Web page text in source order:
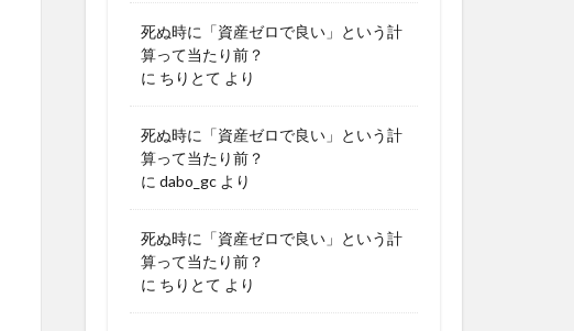
死ぬ時に「資産ゼロで良い」という計
算って当たり前？
に ちりとて より
死ぬ時に「資産ゼロで良い」という計
算って当たり前？
に dabo_gc より
死ぬ時に「資産ゼロで良い」という計
算って当たり前？
に ちりとて より